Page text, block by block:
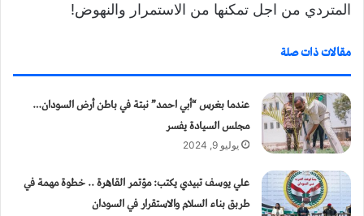
المتردي من اجل تمكنها من الاستمرار والنهوض!
مقالات ذات صلة
عندما بغرس “أبي احمد” نبتة في باطن أرض السودان…
مجلس السيادة يفسر
يوليو 9, 2024
علي يوسف تبيدي يكتب: مؤتمر القاهرة .. خطوة مهمة في
طربق بناء السلام والاستقرار في السودان